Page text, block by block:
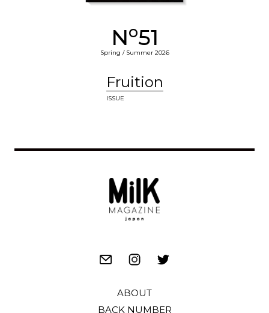
No51
Spring / Summer 2026
Fruition
ISSUE
ABOUT
BACK NUMBER